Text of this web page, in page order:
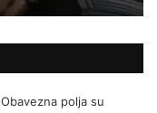
Obavezna polja su